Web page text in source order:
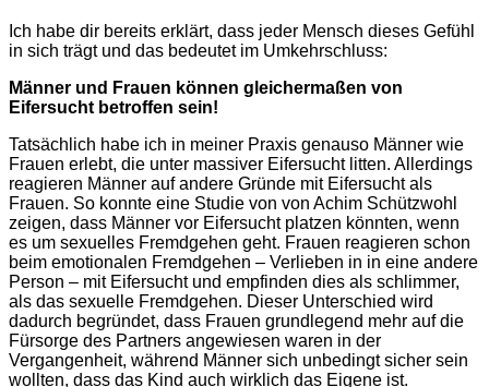
Ich habe dir bereits erklärt, dass jeder Mensch dieses Gefühl
in sich trägt und das bedeutet im Umkehrschluss:
Männer und Frauen können gleichermaßen von
Eifersucht betroffen sein!
Tatsächlich habe ich in meiner Praxis genauso Männer wie
Frauen erlebt, die unter massiver Eifersucht litten. Allerdings
reagieren Männer auf andere Gründe mit Eifersucht als
Frauen. So konnte eine Studie von von Achim Schützwohl
zeigen, dass Männer vor Eifersucht platzen könnten, wenn
es um sexuelles Fremdgehen geht. Frauen reagieren schon
beim emotionalen Fremdgehen – Verlieben in in eine andere
Person – mit Eifersucht und empfinden dies als schlimmer,
als das sexuelle Fremdgehen. Dieser Unterschied wird
dadurch begründet, dass Frauen grundlegend mehr auf die
Fürsorge des Partners angewiesen waren in der
Vergangenheit, während Männer sich unbedingt sicher sein
wollten, dass das Kind auch wirklich das Eigene ist.